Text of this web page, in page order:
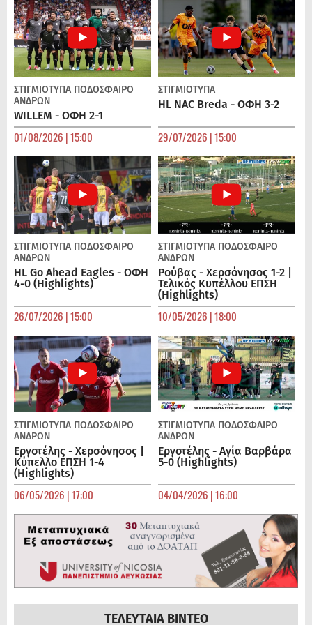
ΣΤΙΓΜΙΟΤΥΠΑ ΠΟΔΌΣΦΑΙΡΟ
ΑΝΔΡΏΝ
WILLEM - ΟΦΗ 2-1
01/08/2026 | 15:00
ΣΤΙΓΜΙΟΤΥΠΑ
HL NAC Breda - ΟΦΗ 3-2
29/07/2026 | 15:00
ΣΤΙΓΜΙΟΤΥΠΑ ΠΟΔΌΣΦΑΙΡΟ
ΑΝΔΡΏΝ
HL Go Ahead Eagles - ΟΦΗ
4-0 (Highlights)
26/07/2026 | 15:00
ΣΤΙΓΜΙΟΤΥΠΑ ΠΟΔΌΣΦΑΙΡΟ
ΑΝΔΡΏΝ
Ρούβας - Χερσόνησος 1-2 |
Τελικός Κυπέλλου ΕΠΣΗ
(Highlights)
10/05/2026 | 18:00
ΣΤΙΓΜΙΟΤΥΠΑ ΠΟΔΌΣΦΑΙΡΟ
ΑΝΔΡΏΝ
Εργοτέλης - Χερσόνησος |
Κύπελλο ΕΠΣΗ 1-4
(Highlights)
06/05/2026 | 17:00
ΣΤΙΓΜΙΟΤΥΠΑ ΠΟΔΌΣΦΑΙΡΟ
ΑΝΔΡΏΝ
Εργοτέλης - Αγία Βαρβάρα
5-0 (Highlights)
04/04/2026 | 16:00
ΤΕΛΕΥΤΑΙΑ ΒΙΝΤΕΟ